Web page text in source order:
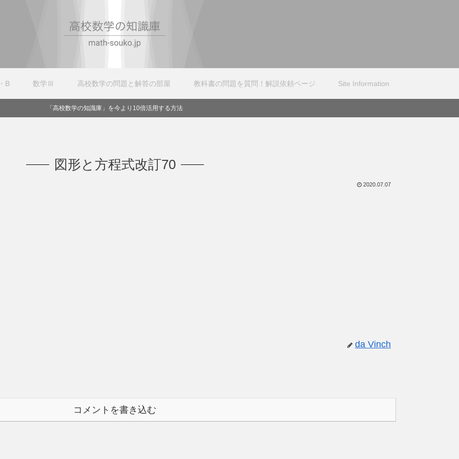
B 数学Ⅲ 高校数学の問題と解答の部屋 教科書の問題を質問！解説依頼ページ Site Information
「高校数学の知識庫」を今より10倍活用する方法
図形と方程式改訂70
2020.07.07
da Vinch
コメントを書き込む